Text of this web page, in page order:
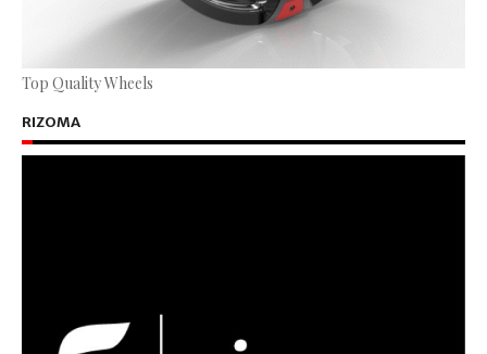
Top Quality Wheels
RIZOMA